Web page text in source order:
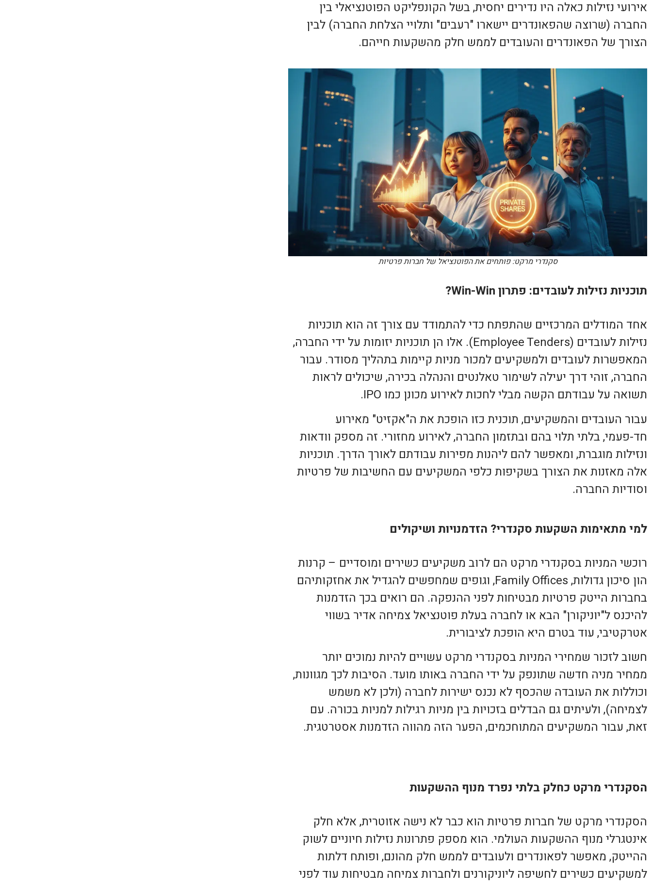
אירועי נזילות כאלה היו נדירים יחסית, בשל הקונפליקט הפוטנציאלי בין
החברה (שרוצה שהפאונדרים יישארו "רעבים" ותלויי הצלחת החברה) לבין
הצורך של הפאונדרים והעובדים לממש חלק מהשקעות חייהם.
סקנדרי מרקט: פותחים את הפוטנציאל של חברות פרטיות
תוכניות נזילות לעובדים: פתרון Win-Win?
אחד המודלים המרכזיים שהתפתח כדי להתמודד עם צורך זה הוא תוכניות
נזילות לעובדים (Employee Tenders). אלו הן תוכניות יזומות על ידי החברה,
המאפשרות לעובדים ולמשקיעים למכור מניות קיימות בתהליך מסודר. עבור
החברה, זוהי דרך יעילה לשימור טאלנטים והנהלה בכירה, שיכולים לראות
תשואה על עבודתם הקשה מבלי לחכות לאירוע מכונן כמו IPO.
עבור העובדים והמשקיעים, תוכנית כזו הופכת את ה"אקזיט" מאירוע
חד-פעמי, בלתי תלוי בהם ובתזמון החברה, לאירוע מחזורי. זה מספק וודאות
ונזילות מוגברת, ומאפשר להם ליהנות מפירות עבודתם לאורך הדרך. תוכניות
אלה מאזנות את הצורך בשקיפות כלפי המשקיעים עם החשיבות של פרטיות
וסודיות החברה.
למי מתאימות השקעות סקנדרי? הזדמנויות ושיקולים
רוכשי המניות בסקנדרי מרקט הם לרוב משקיעים כשירים ומוסדיים – קרנות
הון סיכון גדולות, Family Offices, וגופים שמחפשים להגדיל את אחזקותיהם
בחברות הייטק פרטיות מבטיחות לפני ההנפקה. הם רואים בכך הזדמנות
להיכנס ל"יוניקורן" הבא או לחברה בעלת פוטנציאל צמיחה אדיר בשווי
אטרקטיבי, עוד בטרם היא הופכת לציבורית.
חשוב לזכור שמחירי המניות בסקנדרי מרקט עשויים להיות נמוכים יותר
ממחיר מניה חדשה שתונפק על ידי החברה באותו מועד. הסיבות לכך מגוונות,
וכוללות את העובדה שהכסף לא נכנס ישירות לחברה (ולכן לא משמש
לצמיחה), ולעיתים גם הבדלים בזכויות בין מניות רגילות למניות בכורה. עם
זאת, עבור המשקיעים המתוחכמים, הפער הזה מהווה הזדמנות אסטרטגית.
הסקנדרי מרקט כחלק בלתי נפרד מנוף ההשקעות
הסקנדרי מרקט של חברות פרטיות הוא כבר לא נישה אזוטרית, אלא חלק
אינטגרלי מנוף ההשקעות העולמי. הוא מספק פתרונות נזילות חיוניים לשוק
ההייטק, מאפשר לפאונדרים ולעובדים לממש חלק מהונם, ופותח דלתות
למשקיעים כשירים לחשיפה ליוניקורנים ולחברות צמיחה מבטיחות עוד לפני